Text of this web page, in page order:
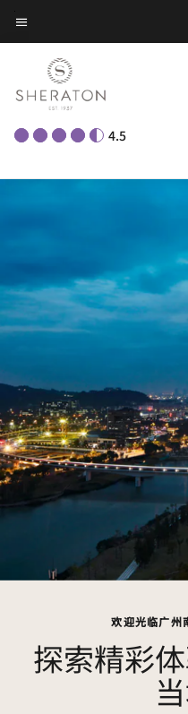
Skip
to
main
content
菜单文本
4.5
欢迎光临广州
探索精彩